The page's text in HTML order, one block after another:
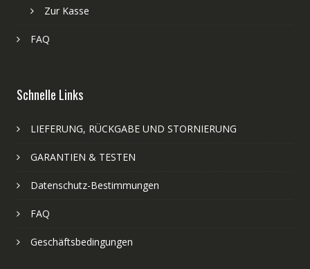
Zur Kasse
FAQ
Schnelle Links
LIEFERUNG, RÜCKGABE UND STORNIERUNG
GARANTIEN & TESTEN
Datenschutz-Bestimmungen
FAQ
Geschäftsbedingungen